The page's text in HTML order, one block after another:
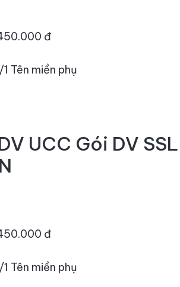
đ
Tên miền phụ
UCC Gói DV SSL
đ
Tên miền phụ